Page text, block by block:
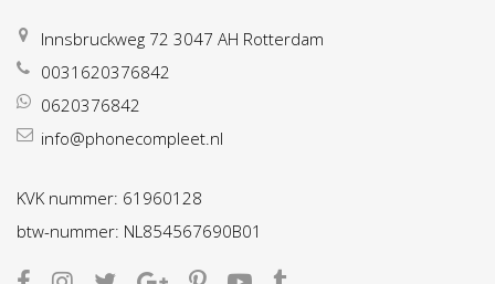
Innsbruckweg 72 3047 AH Rotterdam
0031620376842
0620376842
info@phonecompleet.nl
KVK nummer: 61960128
btw-nummer: NL854567690B01